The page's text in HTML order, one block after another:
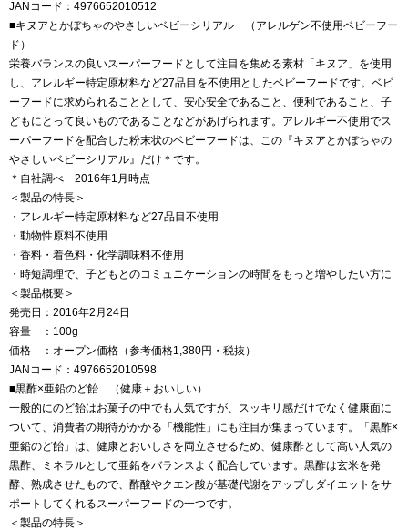
JANコード：4976652010512
■キヌアとかぼちゃのやさしいベビーシリアル （アレルゲン不使用ベビーフー
ド）
栄養バランスの良いスーパーフードとして注目を集める素材「キヌア」を使用
し、アレルギー特定原材料など27品目を不使用としたベビーフードです。ベビ
ーフードに求められることとして、安心安全であること、便利であること、子
どもにとって良いものであることなどがあげられます。アレルギー不使用でス
ーパーフードを配合した粉末状のベビーフードは、この『キヌアとかぼちゃの
やさしいベビーシリアル』だけ＊です。
＊自社調べ 2016年1月時点
＜製品の特長＞
・アレルギー特定原材料など27品目不使用
・動物性原料不使用
・香料・着色料・化学調味料不使用
・時短調理で、子どもとのコミュニケーションの時間をもっと増やしたい方に
＜製品概要＞
発売日：2016年2月24日
容量 ：100g
価格 ：オープン価格（参考価格1,380円・税抜）
JANコード：4976652010598
■黒酢×亜鉛のど飴 （健康＋おいしい）
一般的にのど飴はお菓子の中でも人気ですが、スッキリ感だけでなく健康面に
ついて、消費者の期待がかかる「機能性」にも注目が集まっています。「黒酢×
亜鉛のど飴」は、健康とおいしさを両立させるため、健康酢として高い人気の
黒酢、ミネラルとして亜鉛をバランスよく配合しています。黒酢は玄米を発
酵、熟成させたもので、酢酸やクエン酸が基礎代謝をアップしダイエットをサ
ポートしてくれるスーパーフードの一つです。
＜製品の特長＞